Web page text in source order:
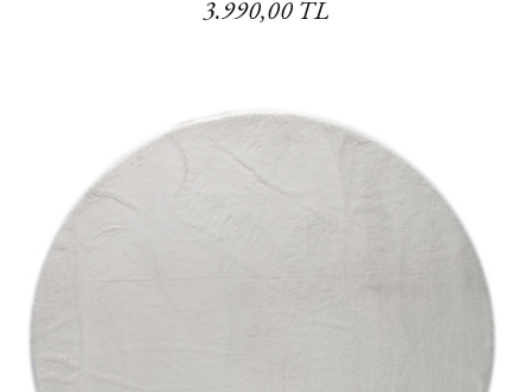
3.990,00 TL